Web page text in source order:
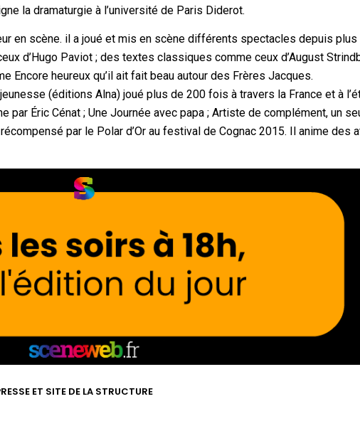
la dramaturgie à l’université de Paris Diderot.
en scène. il a joué et mis en scène différents spectacles depuis plus
d’Hugo Paviot ; des textes classiques comme ceux d’August
Encore heureux qu’il ait fait beau autour des Frères Jacques.
(éditions Alna) joué plus de 200 fois à travers la France et à
par Éric Cénat ; Une Journée avec papa ; Artiste de complément, un
par le Polar d’Or au festival de Cognac 2015. Il anime des
ET SITE DE LA STRUCTURE